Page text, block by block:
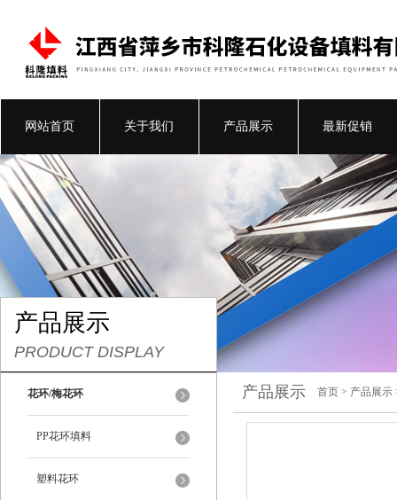
网站首页 关于我们 产品展示 最新促销
产品展示
PRODUCT DISPLAY
花环/梅花环
PP花环填料
塑料花环
产品展示 首页 > 产品展示